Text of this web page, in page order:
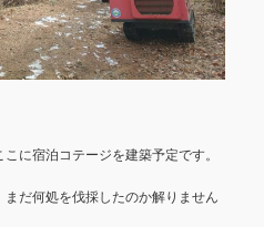
に宿泊コテージを建築予定です。
まだ何処を伐採したのか解りません